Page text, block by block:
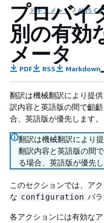
ドキュメント AWS
プロバイ
別の有効
メータ
PDF RSS Markdown
翻訳は機械翻訳により提
訳内容と英語版の間で齟
合、英語版が優先します。
翻訳は機械翻訳により
翻訳内容と英語版の間
る場合、英語版が優先し
このセクションでは、ア
な configuration パラ
各アクションには有効な